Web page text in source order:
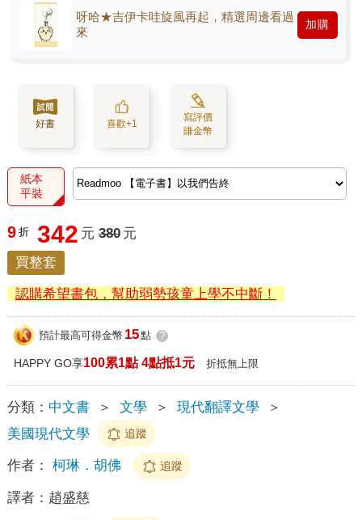
呀哈★吉伊卡哇旋風再起，精選周邊看過
來
加購
好書 喜歡+1
寫評價
賺金幣
紙本
平裝
9 折 342 元 380 元
買整套
認購希望書包，幫助弱勢孩童上學不中斷！
預計最高可得金幣 15點 ?
HAPPY GO享100累1點 4點抵1元 折抵無上限
分類： 中文書 ＞ 文學 ＞ 現代翻譯文學
＞
美國現代文學
追蹤
作者： 柯琳．胡佛 追蹤
譯者： 趙盛慈